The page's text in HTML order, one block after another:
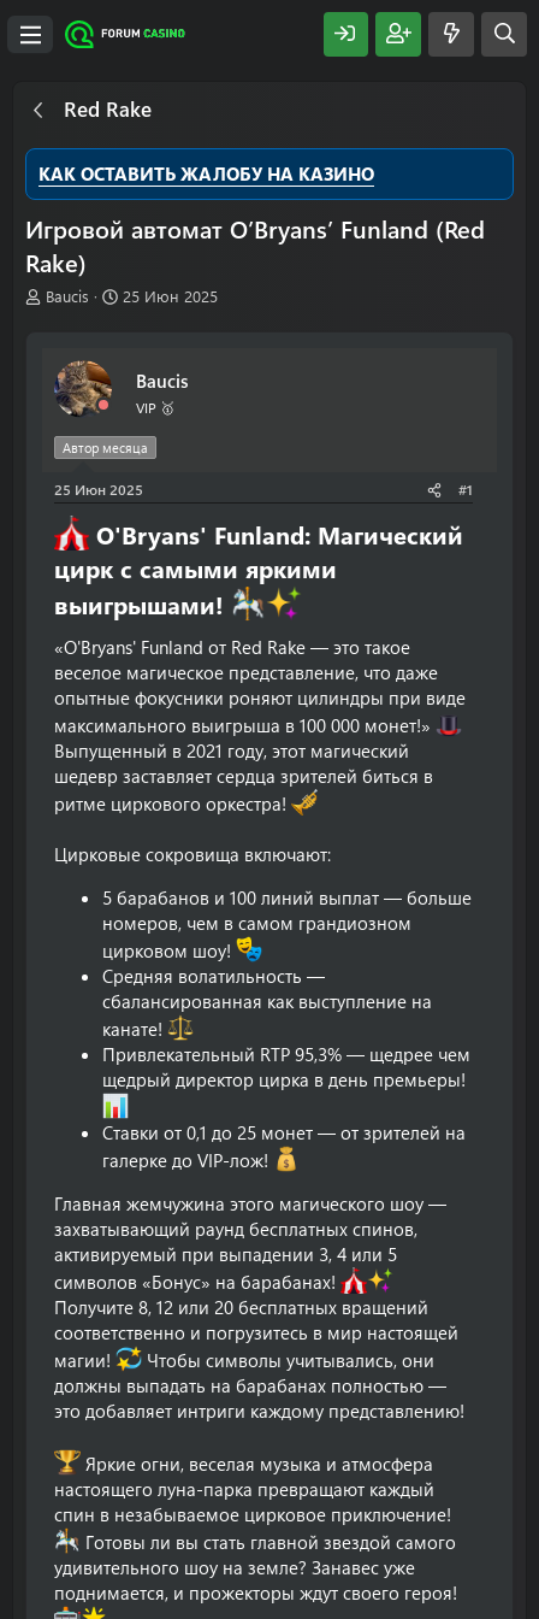
Red Rake
КАК ОСТАВИТЬ ЖАЛОБУ НА КАЗИНО
Игровой автомат O’Bryans’ Funland (Red
Rake)
А
Baucis
Д
а
а
25 Июн 2025
Baucis
VIP 🥇
Автор месяца
25 Июн 2025 #1
O'Bryans' Funland: Магический
цирк с самыми яркими
выигрышами!
«O'Bryans' Funland от Red Rake — это такое
веселое магическое представление, что даже
опытные фокусники роняют цилиндры при виде
максимального выигрыша в 100 000 монет!»
Выпущенный в 2021 году, этот магический
шедевр заставляет сердца зрителей биться в
ритме циркового оркестра!
Цирковые сокровища включают:
5 барабанов и 100 линий выплат — больше
номеров, чем в самом грандиозном
цирковом шоу!
Средняя волатильность —
сбалансированная как выступление на
канате!
Привлекательный RTP 95,3% — щедрее чем
щедрый директор цирка в день премьеры!
Ставки от 0,1 до 25 монет — от зрителей на
галерке до VIP-лож!
Главная жемчужина этого магического шоу —
захватывающий раунд бесплатных спинов,
активируемый при выпадении 3, 4 или 5
символов «Бонус» на барабанах!
Получите 8, 12 или 20 бесплатных вращений
соответственно и погрузитесь в мир настоящей
магии!
Чтобы символы учитывались, они
должны выпадать на барабанах полностью —
это добавляет интриги каждому представлению!
Яркие огни, веселая музыка и атмосфера
настоящего луна-парка превращают каждый
спин в незабываемое цирковое приключение!
Готовы ли вы стать главной звездой самого
удивительного шоу на земле? Занавес уже
поднимается, и прожекторы ждут своего героя!